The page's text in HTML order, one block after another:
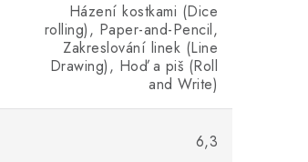
Házení kostkami (Dice
rolling), Paper-and-Pencil,
Zakreslování linek (Line
Drawing), Hoď a piš (Roll
and Write)
6,3